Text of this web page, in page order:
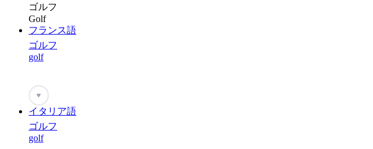
ゴルフ
Golf
フランス語
ゴルフ
golf
♥
イタリア語
ゴルフ
golf